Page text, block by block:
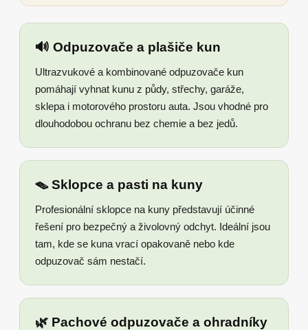
🔊 Odpuzovače a plašiče kun
Ultrazvukové a kombinované odpuzovače kun
pomáhají vyhnat kunu z půdy, střechy, garáže,
sklepa i motorového prostoru auta. Jsou vhodné pro
dlouhodobou ochranu bez chemie a bez jedů.
🪤 Sklopce a pasti na kuny
Profesionální sklopce na kuny představují účinné
řešení pro bezpečný a živolovný odchyt. Ideální jsou
tam, kde se kuna vrací opakovaně nebo kde
odpuzovač sám nestačí.
🌿 Pachové odpuzovače a ohradníky